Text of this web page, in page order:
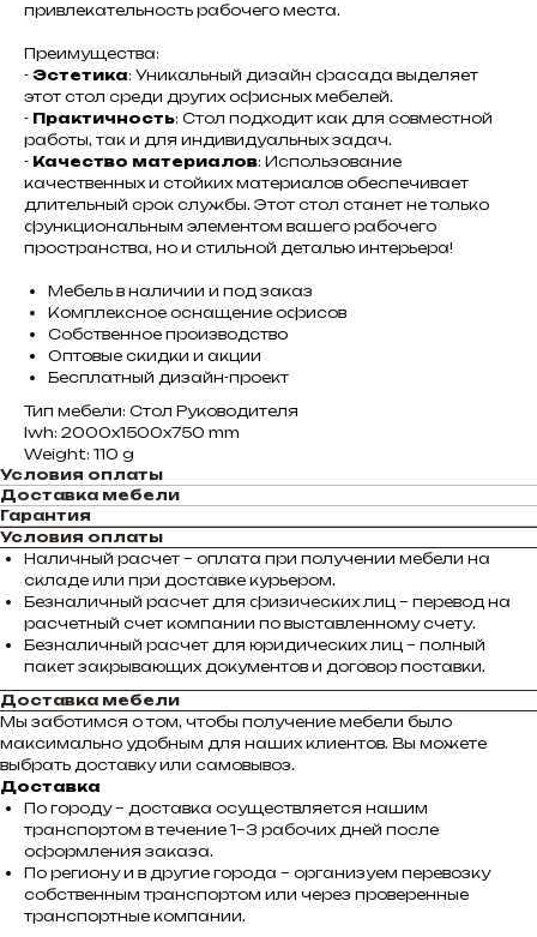
привлекательность рабочего места.
Преимущества:
- Эстетика: Уникальный дизайн фасада выделяет
этот стол среди других офисных мебелей.
- Практичность: Стол подходит как для совместной
работы, так и для индивидуальных задач.
- Качество материалов: Использование
качественных и стойких материалов обеспечивает
длительный срок службы. Этот стол станет не только
функциональным элементом вашего рабочего
пространства, но и стильной деталью интерьера!
Мебель в наличии и под заказ
Комплексное оснащение офисов
Собственное производство
Оптовые скидки и акции
Бесплатный дизайн-проект
Тип мебели: Стол Руководителя
lwh: 2000x1500x750 mm
Weight: 110 g
Условия оплаты
Доставка мебели
Гарантия
Условия оплаты
Наличный расчет – оплата при получении мебели на
складе или при доставке курьером.
Безналичный расчет для физических лиц – перевод на
расчетный счет компании по выставленному счету.
Безналичный расчет для юридических лиц – полный
пакет закрывающих документов и договор поставки.
Доставка мебели
Мы заботимся о том, чтобы получение мебели было
максимально удобным для наших клиентов. Вы можете
выбрать доставку или самовывоз.
Доставка
По городу – доставка осуществляется нашим
транспортом в течение 1–3 рабочих дней после
оформления заказа.
По региону и в другие города – организуем перевозку
собственным транспортом или через проверенные
транспортные компании.